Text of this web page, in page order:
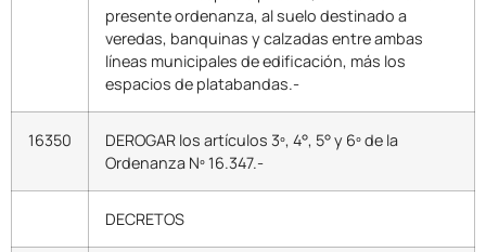
presente ordenanza, al suelo destinado a
veredas, banquinas y calzadas entre ambas
líneas municipales de edificación, más los
espacios de platabandas.-
16350
DEROGAR los artículos 3º, 4°, 5° y 6º de la
Ordenanza Nº 16.347.-
DECRETOS